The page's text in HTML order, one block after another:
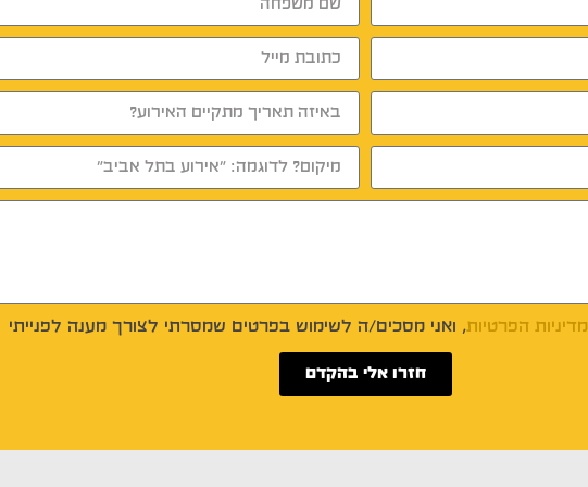
מדיניות הפרטיות, ואני מסכים/ה לשימוש בפרטים שמסרתי לצורך מענה לפנייתי
חזרו אלי בהקדם